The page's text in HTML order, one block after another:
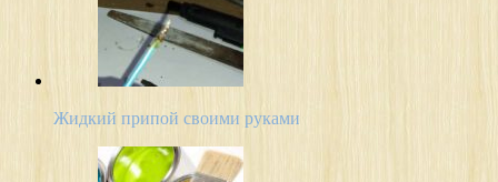
Жидкий припой своими руками